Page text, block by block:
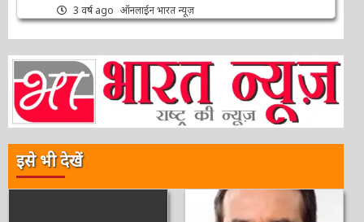
3 वर्ष ago ऑनलाईन भारत न्यूज़
इसे भी देखें